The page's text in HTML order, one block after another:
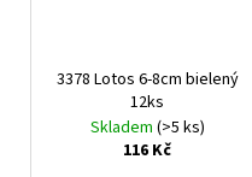
3378 Lotos 6-8cm bielený
12ks
Skladem (>5 ks)
116 Kč